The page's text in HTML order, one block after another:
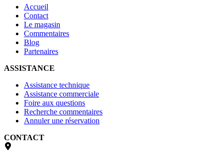
Accueil
Contact
Le magasin
Commentaires
Blog
Partenaires
ASSISTANCE
Assistance technique
Assistance commerciale
Foire aux questions
Recherche commentaires
Annuler une réservation
CONTACT